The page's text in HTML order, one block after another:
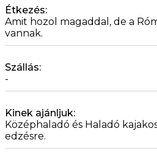
Étkezés:
Amit hozol magaddal, de a
vannak.
Szállás:
-
Kinek ajánljuk:
Középhaladó és Haladó
edzésre.